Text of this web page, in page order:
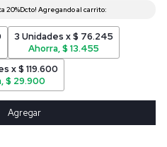
3 Unidades x $ 76.245
Ahorra, $ 13.455
x $ 119.600
$ 29.900
Agregar